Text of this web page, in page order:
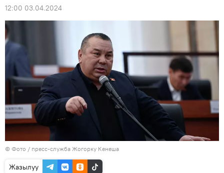
12:00 03.04.2024
© Фото / пресс-служба Жогорку Кенеша
Жазылуу